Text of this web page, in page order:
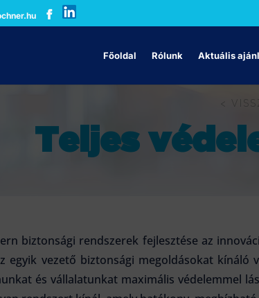
Főoldal Rólunk Aktuális
<
Teljes
biztonsági rendszerek fejlesztése az
egyik vezető biztonsági megoldásokat kínáló
és vállalatunkat maximális védelemmel